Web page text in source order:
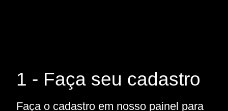
1 - Faça seu cadastro
Faça o cadastro em nosso painel para